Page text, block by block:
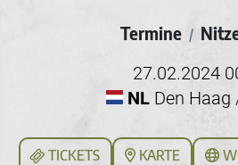
Termine /
27.02.2024
NL Den Haag
TICKETS KARTE